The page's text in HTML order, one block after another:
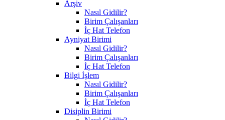
Arşiv
Nasıl Gidilir?
Birim Çalışanları
İç Hat Telefon
Ayniyat Birimi
Nasıl Gidilir?
Birim Çalışanları
İç Hat Telefon
Bilgi İşlem
Nasıl Gidilir?
Birim Çalışanları
İç Hat Telefon
Disiplin Birimi